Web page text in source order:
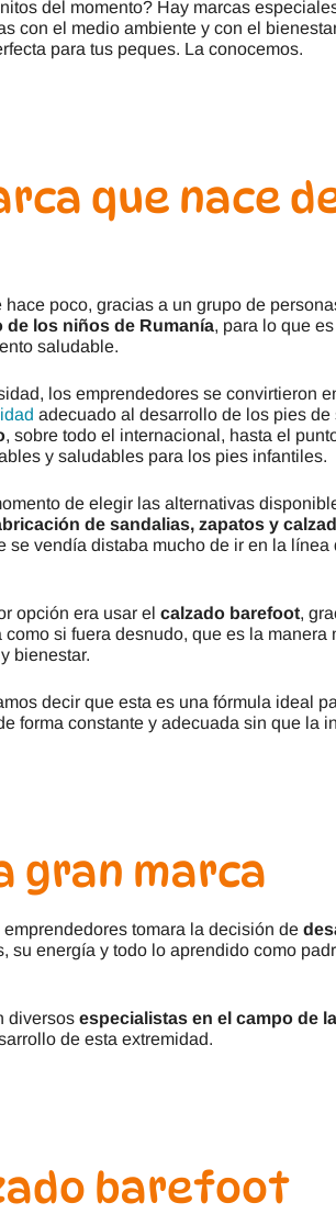
Victoria
del momento? Hay marcas
con el medio ambiente y con el
para tus peques. La conocemos.
que nace
poco, gracias a un grupo de
los niños de Rumanía, para lo que
saludable.
los emprendedores se convirtieron
adecuado al desarrollo de los pies de
, sobre todo el internacional, hasta el
y saludables para los pies infantiles.
de elegir las alternativas
de sandalias, zapatos y
vendía distaba mucho de ir en la línea
opción era usar el calzado barefoot,
si fuera desnudo, que es la manera
bienestar.
decir que esta es una fórmula ideal
forma constante y adecuada sin que la
gran marca
tomara la decisión de
su energía y todo lo aprendido como
diversos especialistas en el campo de
de esta extremidad.
barefoot